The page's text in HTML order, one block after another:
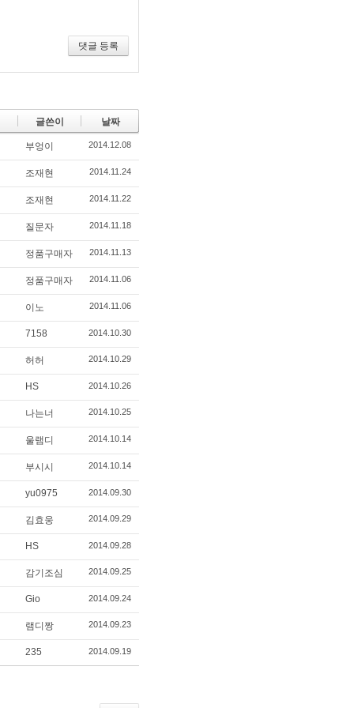
댓글 등록
글쓴이 날짜
부엉이 2014.12.08
조재현 2014.11.24
조재현 2014.11.22
질문자 2014.11.18
정품구매자 2014.11.13
정품구매자 2014.11.06
이노 2014.11.06
7158 2014.10.30
허허 2014.10.29
HS 2014.10.26
나는너 2014.10.25
울램디 2014.10.14
부시시 2014.10.14
yu0975 2014.09.30
김효웅 2014.09.29
HS 2014.09.28
감기조심 2014.09.25
Gio 2014.09.24
램디짱 2014.09.23
235 2014.09.19